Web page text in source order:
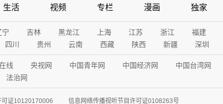
生活 视频 专栏 漫画 独家
宁 吉林 黑龙江 上海 江苏 浙江 福建
四川 贵州 云南 西藏 陕西 新疆 深圳
线 央视网 中国青年网 中国经济网 中国台湾网
法治网
可证10120170006 信息网络传播视听节目许可证0108263号